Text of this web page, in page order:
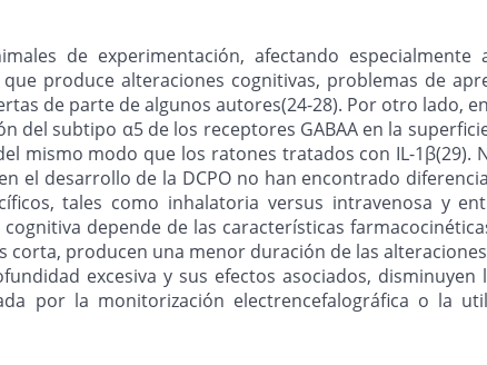
de experimentación, afectando
produce alteraciones cognitivas, problemas de
de parte de algunos autores(24-28). Por otro lado,
del subtipo α5 de los receptores GABAA en la
mismo modo que los ratones tratados con IL-1β(29).
el desarrollo de la DCPO no han encontrado
tales como inhalatoria versus intravenosa y
depende de las características
corta, producen una menor duración de las
excesiva y sus efectos asociados, disminuyen
por la monitorización electrencefalográfica o la